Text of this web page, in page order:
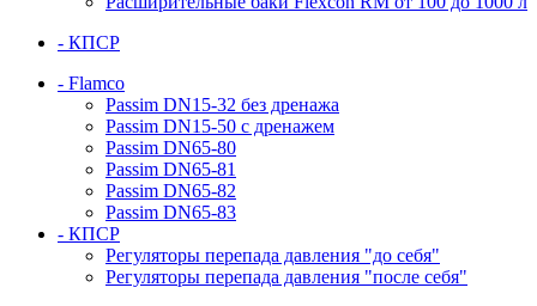
- КПСР
- Flamco
Passim DN15-32 без дренажа
Passim DN15-50 с дренажем
Passim DN65-80
Passim DN65-81
Passim DN65-82
Passim DN65-83
- КПСР
Регуляторы перепада давления "до себя"
Регуляторы перепада давления "после себя"